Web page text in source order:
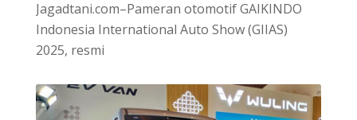
Jagadtani.com–Pameran otomotif GAIKINDO
Indonesia International Auto Show (GIIAS)
2025, resmi